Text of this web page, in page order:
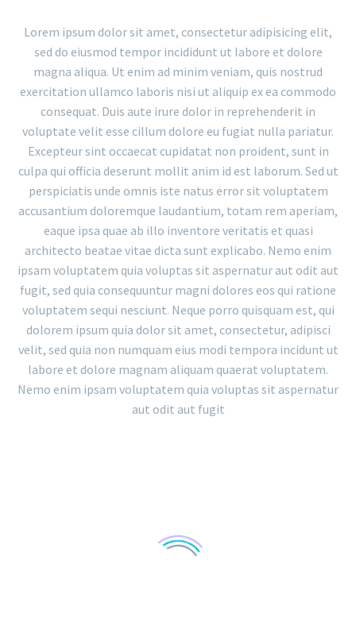
Lorem ipsum dolor sit amet, consectetur adipisicing elit,
sed do eiusmod tempor incididunt ut labore et dolore
magna aliqua. Ut enim ad minim veniam, quis nostrud
exercitation ullamco laboris nisi ut aliquip ex ea commodo
consequat. Duis aute irure dolor in reprehenderit in
voluptate velit esse cillum dolore eu fugiat nulla pariatur.
Excepteur sint occaecat cupidatat non proident, sunt in
culpa qui officia deserunt mollit anim id est laborum. Sed ut
perspiciatis unde omnis iste natus error sit voluptatem
accusantium doloremque laudantium, totam rem aperiam,
eaque ipsa quae ab illo inventore veritatis et quasi
architecto beatae vitae dicta sunt explicabo. Nemo enim
ipsam voluptatem quia voluptas sit aspernatur aut odit aut
fugit, sed quia consequuntur magni dolores eos qui ratione
voluptatem sequi nesciunt. Neque porro quisquam est, qui
dolorem ipsum quia dolor sit amet, consectetur, adipisci
velit, sed quia non numquam eius modi tempora incidunt ut
labore et dolore magnam aliquam quaerat voluptatem.
Nemo enim ipsam voluptatem quia voluptas sit aspernatur
aut odit aut fugit